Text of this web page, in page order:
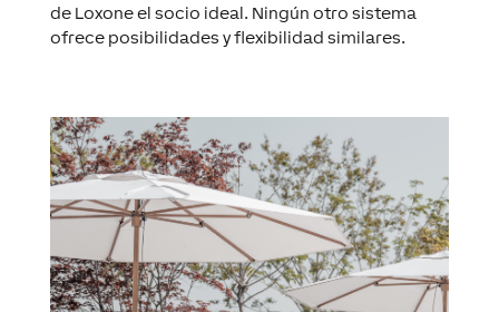
de Loxone el socio ideal. Ningún otro sistema
ofrece posibilidades y flexibilidad similares.